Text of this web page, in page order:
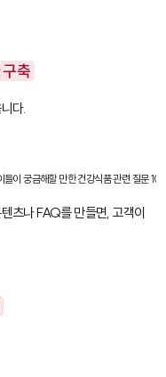
축
다.
이 궁금해할 만한 건강식품 관련 질문 10
츠나 FAQ를 만들면, 고객이